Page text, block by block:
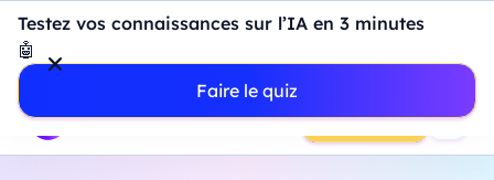
Testez vos connaissances sur l’IA en 3 minutes
🤖
Faire le quiz
Introduction à Power BI : construisez votre premier
dashboard de A à Z
- Mardi 11 Août
18h00
Professionnels
Étudiants Parents Entreprises
Prendre RDV